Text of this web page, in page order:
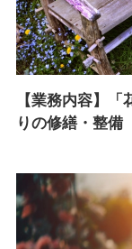
【業務内容】
りの修繕・整備